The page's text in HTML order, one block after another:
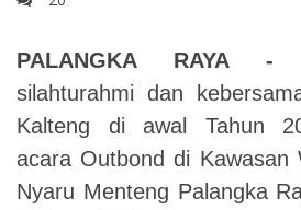
PALANGKA RAYA -
silahturahmi dan
Kalteng di awal Tahun
acara Outbond di Kawasan
Nyaru Menteng Palangka